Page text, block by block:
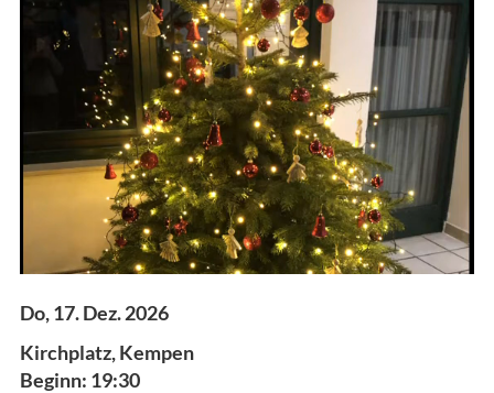
Do, 17. Dez. 2026
Kirchplatz, Kempen
Beginn: 19:30